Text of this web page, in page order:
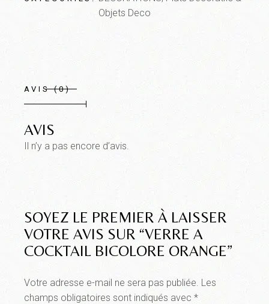
Objets Deco
AVIS (0)
AVIS
Il n’y a pas encore d’avis.
SOYEZ LE PREMIER À LAISSER
VOTRE AVIS SUR “VERRE A
COCKTAIL BICOLORE ORANGE”
Votre adresse e-mail ne sera pas publiée. Les
champs obligatoires sont indiqués avec*